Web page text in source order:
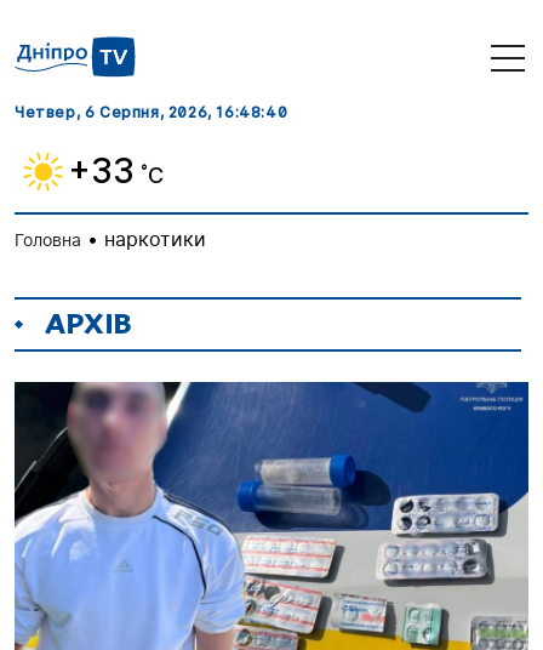
Четвер, 6 Серпня, 2026, 16:48:41
+33 ˚C
Головна • наркотики
АРХІВ